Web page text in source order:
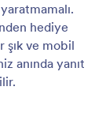
hediye
şık ve mobil
anında yanıt